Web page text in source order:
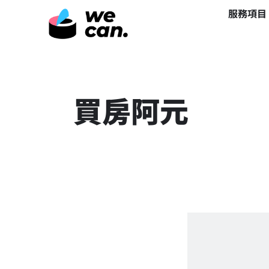
服務項目
買房阿元